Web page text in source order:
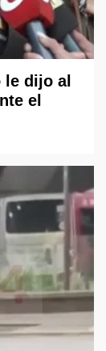
le dijo al
el